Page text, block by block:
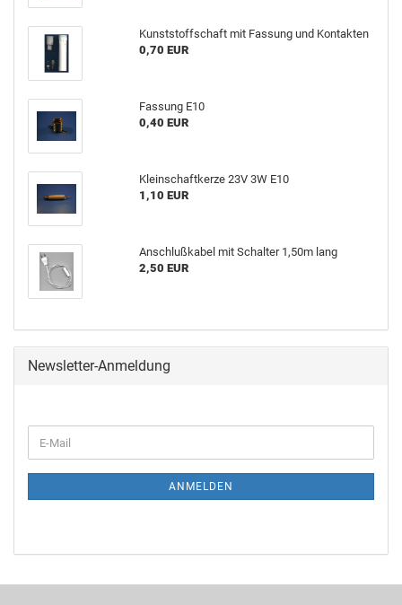
Kunststoffschaft mit Fassung und Kontakten
0,70 EUR
Fassung E10
0,40 EUR
Kleinschaftkerze 23V 3W E10
1,10 EUR
Anschlußkabel mit Schalter 1,50m lang
2,50 EUR
Newsletter-Anmeldung
ANMELDEN